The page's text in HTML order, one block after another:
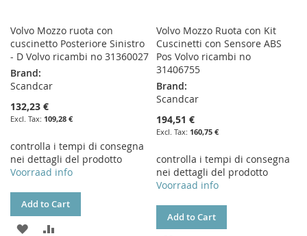
Volvo Mozzo ruota con
cuscinetto Posteriore Sinistro
- D Volvo ricambi no 31360027
Brand:
Scandcar
132,23 €
109,28 €
controlla i tempi di consegna
nei dettagli del prodotto
Voorraad info
Add to Cart
ADD
Volvo Mozzo Ruota con Kit
Cuscinetti con Sensore ABS
Pos Volvo ricambi no
31406755
Brand:
Scandcar
194,51 €
160,75 €
controlla i tempi di consegna
nei dettagli del prodotto
Voorraad info
Add to Cart